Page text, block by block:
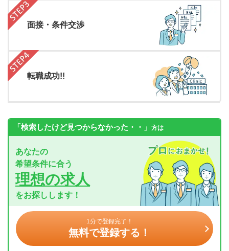
面接・条件交渉
転職成功!!
「検索したけど見つからなかった・・」 方は
あなたの
希望条件に合う
理想の求人
をお探しします！
1分で登録完了！
無料で登録する！